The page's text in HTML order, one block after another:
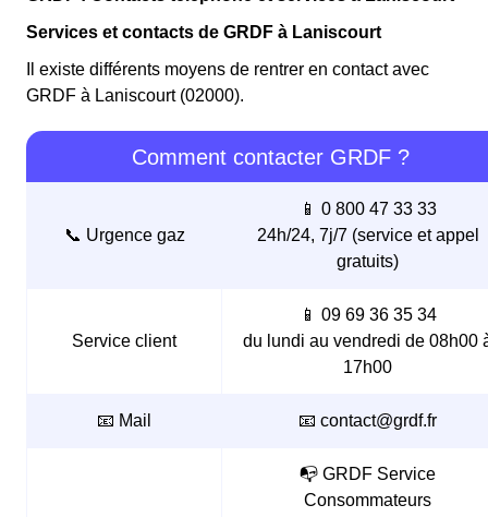
Services et contacts de GRDF à Laniscourt
Il existe différents moyens de rentrer en contact avec
GRDF à Laniscourt (02000).
Comment contacter GRDF ?
📞 Urgence gaz
📱 0 800 47 33 33
24h/24, 7j/7 (service et appel
gratuits)
Service client
📱 09 69 36 35 34
du lundi au vendredi de 08h00
17h00
📧 Mail 📧 contact@grdf.fr
📭 GRDF Service
Consommateurs